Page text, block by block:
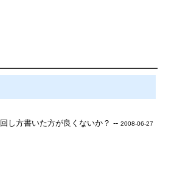
し方書いた方が良くないか？ --2008-06-27